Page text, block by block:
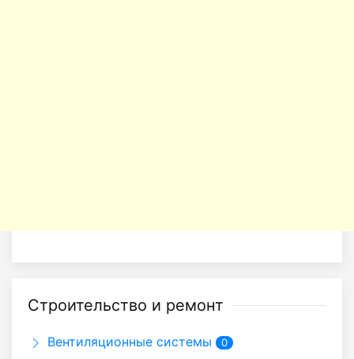
Строительство и ремонт
Вентиляционные системы 0